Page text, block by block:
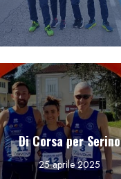
Di Corsa per Serino
25 aprile 2025